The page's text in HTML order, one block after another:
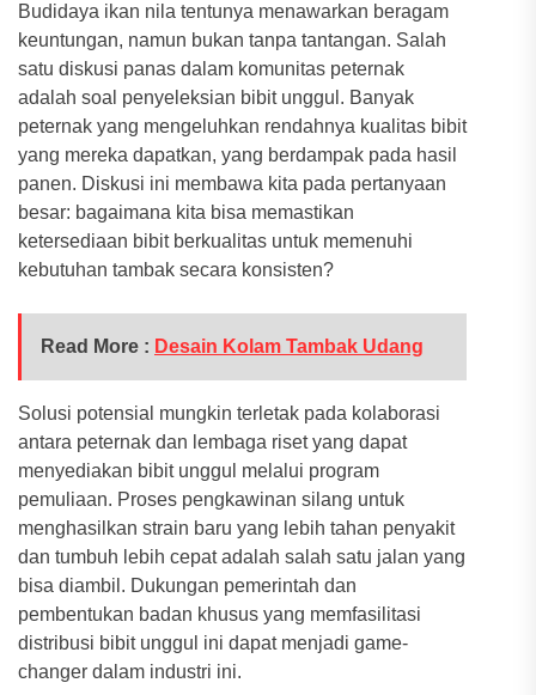
Budidaya ikan nila tentunya menawarkan beragam
keuntungan, namun bukan tanpa tantangan. Salah
satu diskusi panas dalam komunitas peternak
adalah soal penyeleksian bibit unggul. Banyak
peternak yang mengeluhkan rendahnya kualitas bibit
yang mereka dapatkan, yang berdampak pada hasil
panen. Diskusi ini membawa kita pada pertanyaan
besar: bagaimana kita bisa memastikan
ketersediaan bibit berkualitas untuk memenuhi
kebutuhan tambak secara konsisten?
Read More : Desain Kolam Tambak Udang
Solusi potensial mungkin terletak pada kolaborasi
antara peternak dan lembaga riset yang dapat
menyediakan bibit unggul melalui program
pemuliaan. Proses pengkawinan silang untuk
menghasilkan strain baru yang lebih tahan penyakit
dan tumbuh lebih cepat adalah salah satu jalan yang
bisa diambil. Dukungan pemerintah dan
pembentukan badan khusus yang memfasilitasi
distribusi bibit unggul ini dapat menjadi game-
changer dalam industri ini.